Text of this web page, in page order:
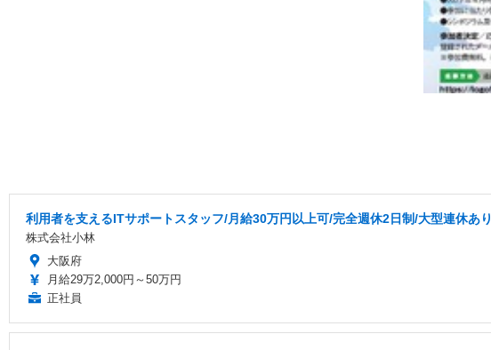
利用者を支えるITサポートスタッフ/月給30万円以上可/完全週休2日制/大型連休あり
株式会社小林
大阪府
月給29万2,000円～50万円
正社員